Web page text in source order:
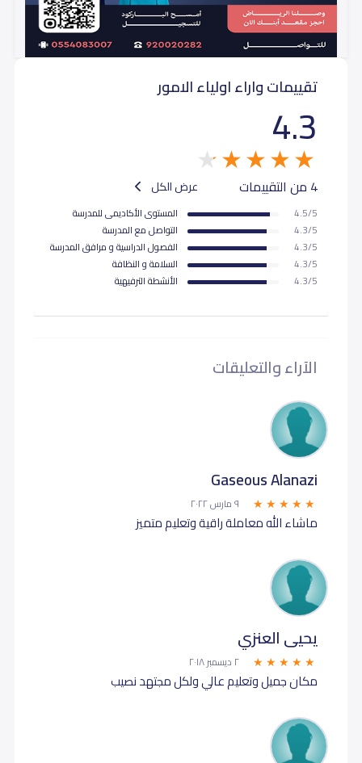
تقييمات واراء اولياء الامور
4.3
4 من التقييمات عرض الكل
4.5/5
المستوى اﻷكاديمى للمدرسة
4.3/5
التواصل مع المدرسة
4.3/5
الفصول الدراسية و مرافق المدرسة
4.3/5
السلامة و النظافة
4.3/5
اﻷنشطة الترفيهية
الآراء والتعليقات
Gaseous Alanazi
٩ مارس ٢٠٢٢
ماشاء الله معاملة راقية وتعليم متميز
يحيى العنزي
٢ ديسمبر ٢٠١٨
مكان جميل وتعليم عالي ولكل مجتهد نصيب